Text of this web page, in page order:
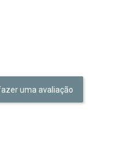
uma avaliação